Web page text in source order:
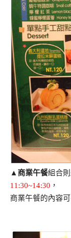
▲ 商業午餐組合
11:30~14:30 ，
商業午餐的內容